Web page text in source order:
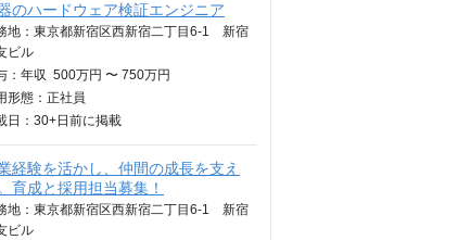
のハードウェア検証エンジニア
地：東京都新宿区西新宿二丁目6-1 新宿
ビル
： 年収 500万円 〜 750万円
形態：正社員
日： 30+日 前に掲載
経験を活かし、仲間の成長を支え
育成と採用担当募集！
地：東京都新宿区西新宿二丁目6-1 新宿
ビル